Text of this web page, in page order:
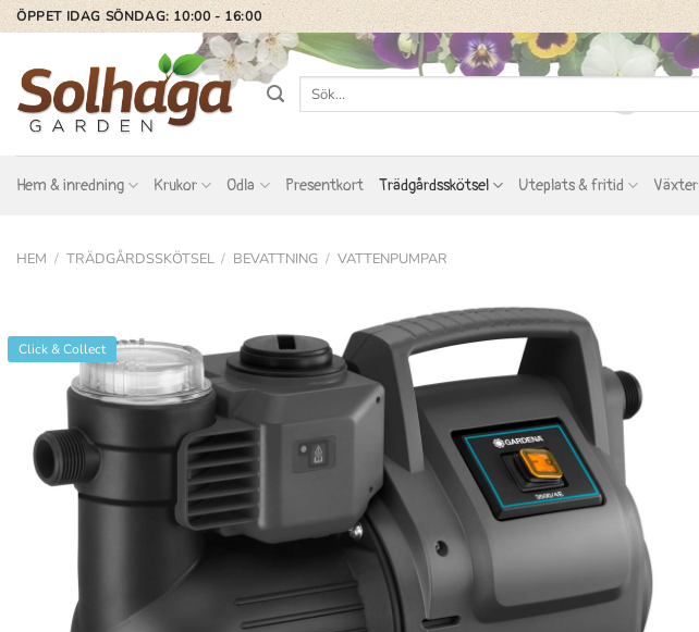
Skip
to
content
ÖPPET IDAG SÖNDAG: 10:00 - 16:00
Sök
Hem & inredning Krukor Odla Presentkort Trädgårdsskötsel Uteplats & fritid Växter
HEM / TRÄDGÅRDSSKÖTSEL / BEVATTNING / VATTENPUMPAR
Click & Collect